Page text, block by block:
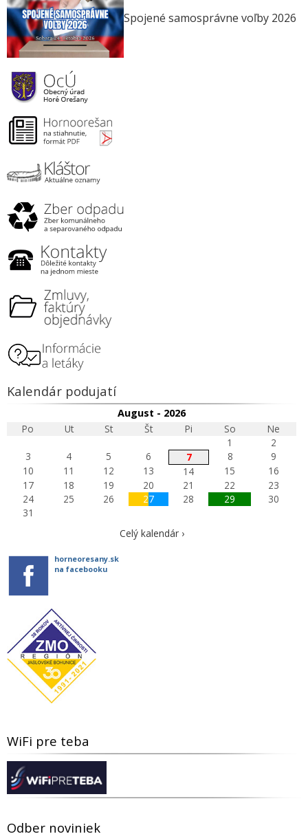
Spojené samosprávne voľby 2026
Kalendár podujatí
August - 2026
Po
Ut St Št Pi So
Ne
1
2
3
4 5 6 7 8
9
10
11 12 13 14 15
16
17
18 19 20 21 22
23
24
25 26 27 28 29
30
31
Celý kalendár ›
horneoresany.sk
na facebooku
WiFi pre teba
Odber noviniek